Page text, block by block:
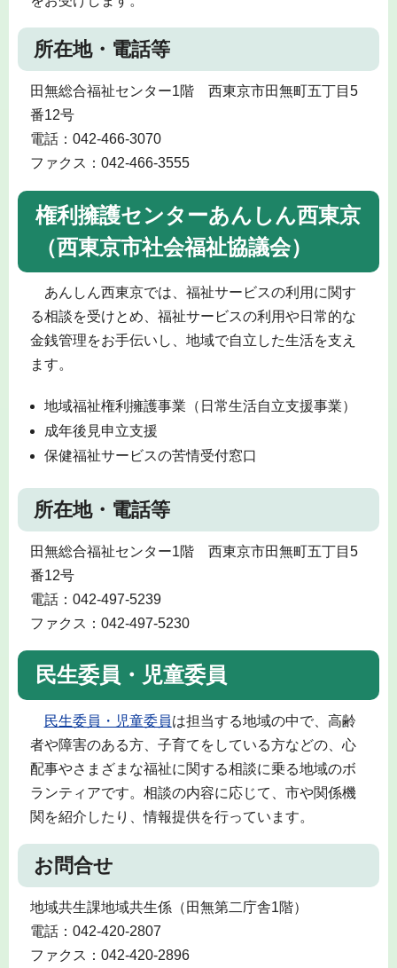
所在地・電話等
田無総合福祉センター1階 西東京市田無町五丁目5
番12号
電話：042-466-3070
ファクス：042-466-3555
権利擁護センターあんしん西東京
（西東京市社会福祉協議会）
あんしん西東京では、福祉サービスの利用に関す
る相談を受けとめ、福祉サービスの利用や日常的な
金銭管理をお手伝いし、地域で自立した生活を支え
ます。
地域福祉権利擁護事業（日常生活自立支援事業）
成年後見申立支援
保健福祉サービスの苦情受付窓口
所在地・電話等
田無総合福祉センター1階 西東京市田無町五丁目5
番12号
電話：042-497-5239
ファクス：042-497-5230
民生委員・児童委員
民生委員・児童委員は担当する地域の中で、高齢
者や障害のある方、子育てをしている方などの、心
配事やさまざまな福祉に関する相談に乗る地域のボ
ランティアです。相談の内容に応じて、市や関係機
関を紹介したり、情報提供を行っています。
お問合せ
地域共生課地域共生係（田無第二庁舎1階）
電話：042-420-2807
ファクス：042-420-2896